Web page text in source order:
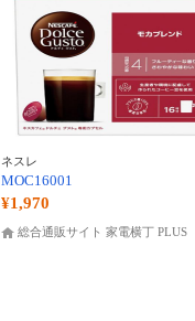
ネスレ
MOC16001
¥1,970
総合通販サイト 家電横丁 PLUS